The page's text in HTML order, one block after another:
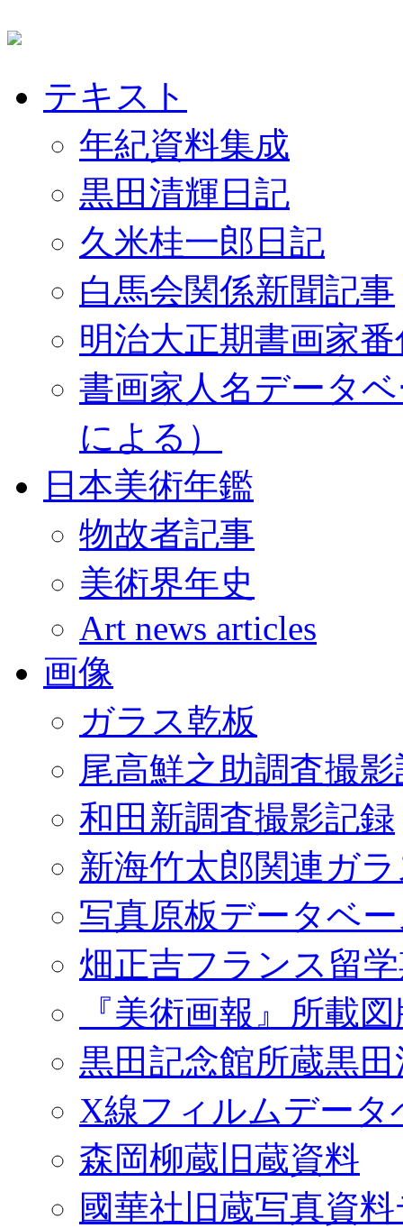
テキスト
年紀資料集成
黒田清輝日記
久米桂一郎日記
白馬会関係新聞記事
明治大正期書画家
書画家人名データ
による）
日本美術年鑑
物故者記事
美術界年史
Art news articles
画像
ガラス乾板
尾高鮮之助調査撮
和田新調査撮影記録
新海竹太郎関連ガ
写真原板データベ
畑正吉フランス留
『美術画報』所載
黒田記念館所蔵黒
X線フィルムデータ
森岡柳蔵旧蔵資料
國華社旧蔵写真資